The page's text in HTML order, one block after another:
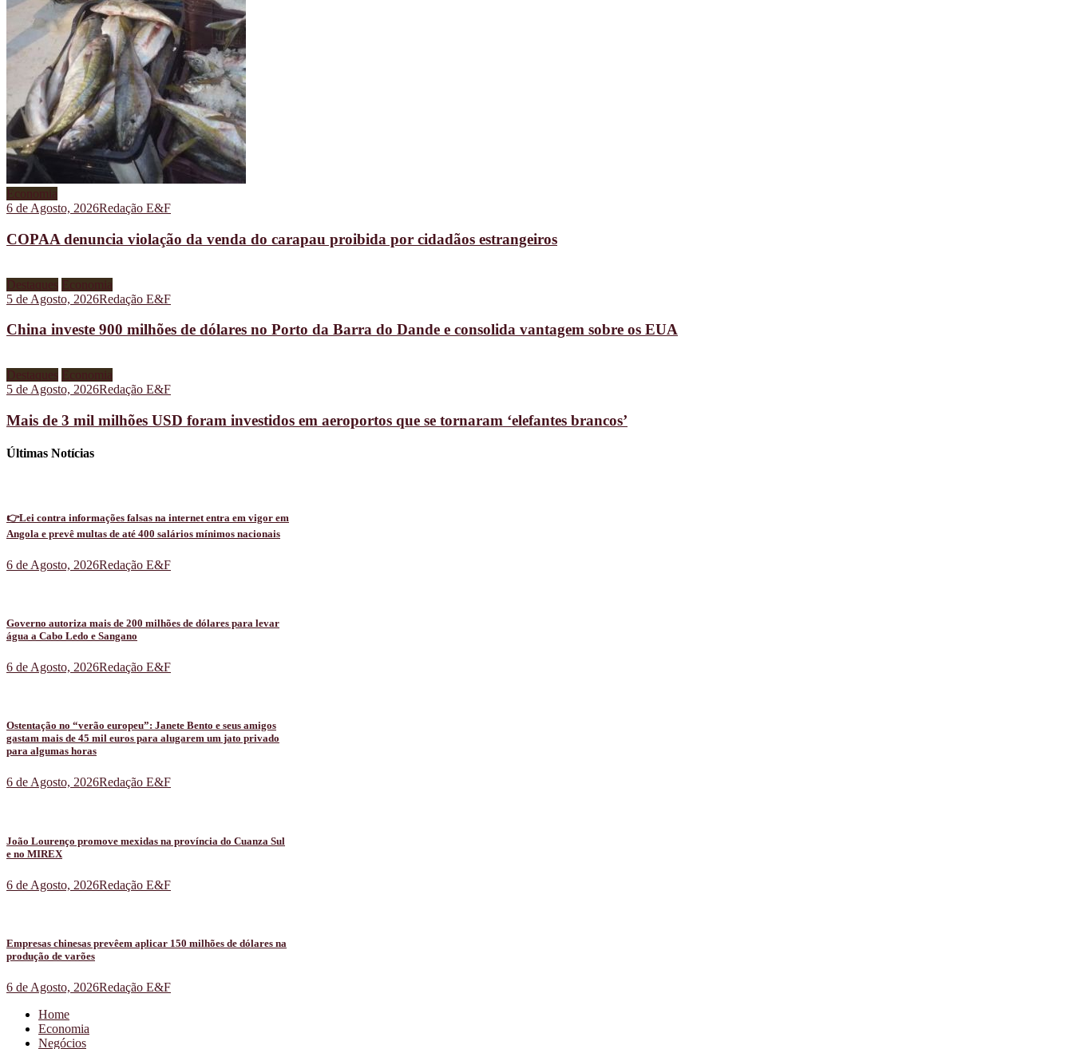
Economia
6 de Agosto, 2026Redação E&F
COPAA denuncia violação da venda do carapau proibida por cidadãos estrangeiros
Destaques Economia
5 de Agosto, 2026Redação E&F
China investe 900 milhões de dólares no Porto da Barra do Dande e consolida vantagem sobre os EUA
Destaques Economia
5 de Agosto, 2026Redação E&F
Mais de 3 mil milhões USD foram investidos em aeroportos que se tornaram ‘elefantes brancos’
Últimas Notícias
👉Lei contra informações falsas na internet entra em vigor em
Angola e prevê multas de até 400 salários mínimos nacionais
6 de Agosto, 2026Redação E&F
Governo autoriza mais de 200 milhões de dólares para levar
água a Cabo Ledo e Sangano
6 de Agosto, 2026Redação E&F
Ostentação no “verão europeu”: Janete Bento e seus amigos
gastam mais de 45 mil euros para alugarem um jato privado
para algumas horas
6 de Agosto, 2026Redação E&F
João Lourenço promove mexidas na província do Cuanza Sul
e no MIREX
6 de Agosto, 2026Redação E&F
Empresas chinesas prevêem aplicar 150 milhões de dólares na
produção de varões
6 de Agosto, 2026Redação E&F
Home
Economia
Negócios